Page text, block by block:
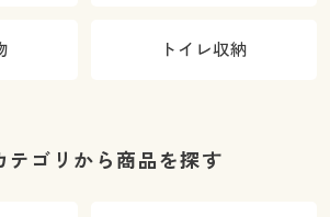
トイレ収納
テゴリから商品を探す